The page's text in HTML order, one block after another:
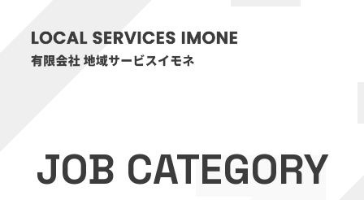
医療・介護事業
JOB CATEGORY